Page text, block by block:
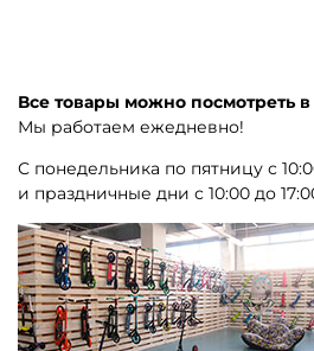
Все товары можно посмотреть
Мы работаем ежедневно!
С понедельника по пятницу с
и праздничные дни с 10:00 до